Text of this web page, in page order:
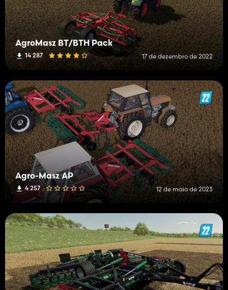
AgroMasz BT/BTH Pack
14 287 17 de dezembro de 2022
Agro-Masz AP
4 257 12 de maio de 2023